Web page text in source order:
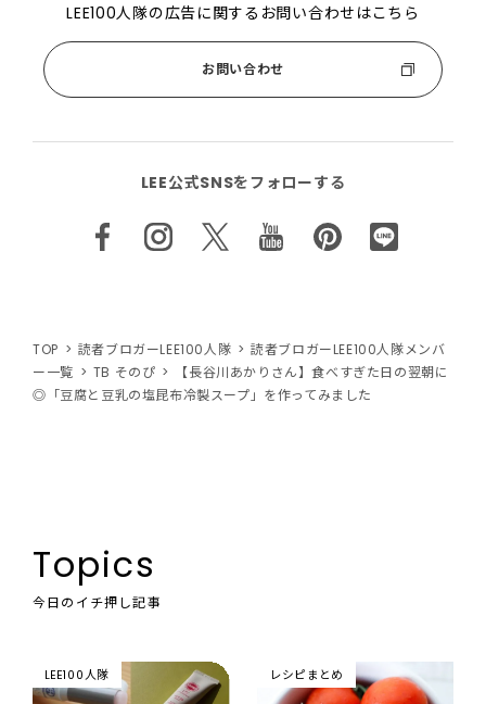
LEE100人隊の広告に関するお問い合わせはこちら
お問い合わせ
LEE公式SNSをフォローする
TOP 読者ブロガーLEE100人隊
読者ブロガーLEE100人隊メンバ
ー一覧
TB そのぴ
【長谷川あかりさん】食べすぎた日の翌朝に
◎「豆腐と豆乳の塩昆布冷製スープ」を作ってみました
Topics
今日のイチ押し記事
LEE100人隊 レシピまとめ